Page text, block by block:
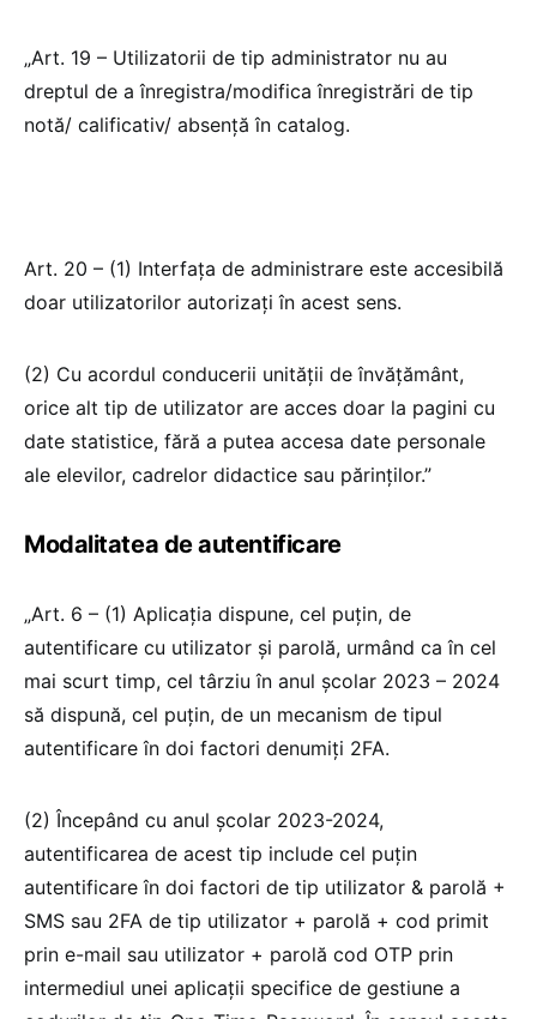
„Art. 19 – Utilizatorii de tip administrator nu au
dreptul de a înregistra/modifica înregistrări de tip
notă/ calificativ/ absență în catalog.
Art. 20 – (1) Interfața de administrare este accesibilă
doar utilizatorilor autorizați în acest sens.
(2) Cu acordul conducerii unității de învățământ,
orice alt tip de utilizator are acces doar la pagini cu
date statistice, fără a putea accesa date personale
ale elevilor, cadrelor didactice sau părinților.”
Modalitatea de autentificare
„Art. 6 – (1) Aplicația dispune, cel puțin, de
autentificare cu utilizator și parolă, urmând ca în cel
mai scurt timp, cel târziu în anul școlar 2023 – 2024
să dispună, cel puțin, de un mecanism de tipul
autentificare în doi factori denumiți 2FA.
(2) Începând cu anul școlar 2023-2024,
autentificarea de acest tip include cel puțin
autentificare în doi factori de tip utilizator & parolă +
SMS sau 2FA de tip utilizator + parolă + cod primit
prin e-mail sau utilizator + parolă cod OTP prin
intermediul unei aplicații specifice de gestiune a